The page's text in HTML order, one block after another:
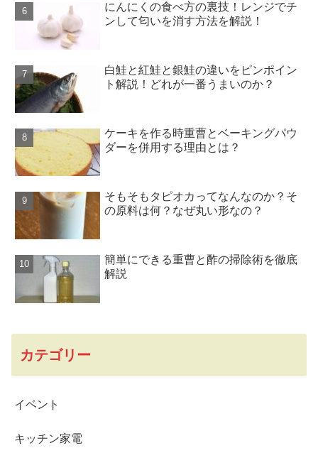
にんにくの食べ方の裏技！レンジでチ
ンして匂いを消す方法を解説！
白鮭と紅鮭と銀鮭の違いをピンポイン
ト解説！どれが一番うまいのか？
ケーキを作る時重曹とベーキングパウ
ダーを併用する理由とは？
そもそもタピオカってなんなのか？そ
の原料は何？なぜ丸い形なの？
簡単にできる重曹と酢の掃除術を徹底
解説
カテゴリー
イベント
キッチン家電